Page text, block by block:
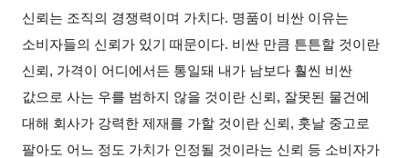
신뢰는 조직의 경쟁력이며 가치다. 명품이 비싼 이유는
소비자들의 신뢰가 있기 때문이다. 비싼 만큼 튼튼할 것이란
신뢰, 가격이 어디에서든 통일돼 내가 남보다 훨씬 비싼
값으로 사는 우를 범하지 않을 것이란 신뢰, 잘못된 물건에
대해 회사가 강력한 제재를 가할 것이란 신뢰, 훗날 중고로
팔아도 어느 정도 가치가 인정될 것이라는 신뢰 등 소비자가